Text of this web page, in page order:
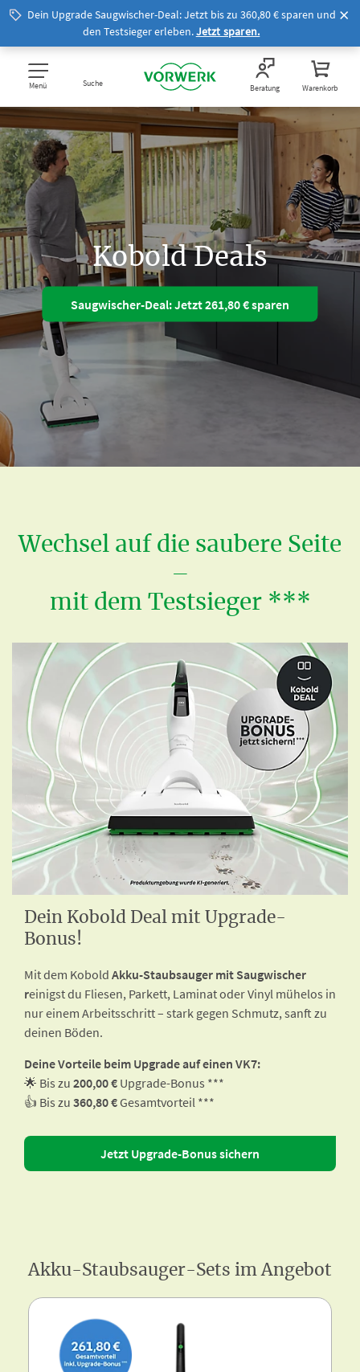
Dein Upgrade Saugwischer-Deal: Jetzt bis zu 360,80 € sparen und
den Testsieger erleben.Jetzt sparen.
Menü Suche Beratung Warenkorb
Kobold Deals
Saugwischer-Deal: Jetzt 261,80 € sparen
Wechsel auf die saubere Seite
–
mit dem Testsieger ***
Dein Kobold Deal mit Upgrade-
Bonus!
Mit dem Kobold Akku-Staubsauger mit Saugwischer
reinigst du Fliesen, Parkett, Laminat oder Vinyl mühelos in
nur einem Arbeitsschritt – stark gegen Schmutz, sanft zu
deinen Böden.
Deine Vorteile beim Upgrade auf einen VK7:
🌟 Bis zu 200,00 € Upgrade-Bonus ***
👍 Bis zu 360,80 €Gesamtvorteil ***
Jetzt Upgrade-Bonus sichern
Akku-Staubsauger-Sets im Angebot